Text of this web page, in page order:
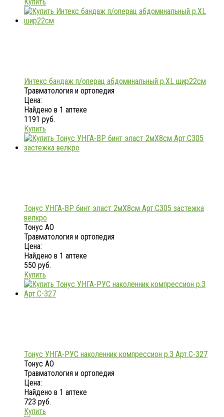
Интекс бандаж п/операц абдоминальный р.XL шир22см
Травматология и ортопедия
Цена:
Найдено в 1 аптеке
1191 руб.
Купить
Тонус УНГА-ВР бинт эласт 2мX8см Арт.С305 застежка
велкро
Тонус АО
Травматология и ортопедия
Цена:
Найдено в 1 аптеке
550 руб.
Купить
Тонус УНГА-РУС наколенник компрессион р.3 Арт.С-327
Тонус АО
Травматология и ортопедия
Цена:
Найдено в 1 аптеке
723 руб.
Купить